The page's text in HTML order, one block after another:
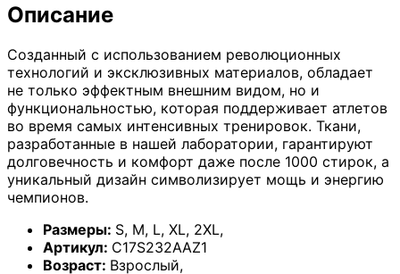
Описание
Созданный с использованием революционных
технологий и эксклюзивных материалов, обладает
не только эффектным внешним видом, но и
функциональностью, которая поддерживает атлетов
во время самых интенсивных тренировок. Ткани,
разработанные в нашей лаборатории, гарантируют
долговечность и комфорт даже после 1000 стирок, а
уникальный дизайн символизирует мощь и энергию
чемпионов.
Размеры: S, M, L, XL, 2XL,
Артикул: C17S232AAZ1
Возраст: Взрослый,